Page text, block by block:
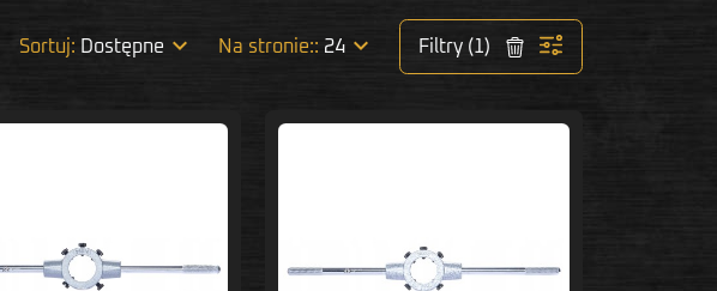
Sortuj: Dostępne  Na stronie:: 24  Filtry (1)